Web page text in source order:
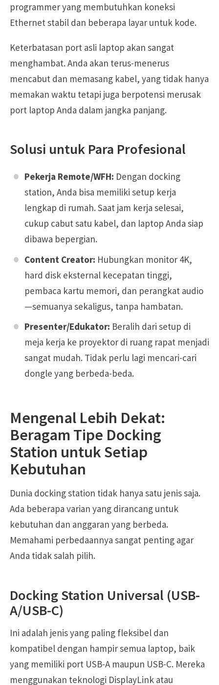
programmer yang membutuhkan koneksi
Ethernet stabil dan beberapa layar untuk kode.
Keterbatasan port asli laptop akan sangat
menghambat. Anda akan terus-menerus
mencabut dan memasang kabel, yang tidak hanya
memakan waktu tetapi juga berpotensi merusak
port laptop Anda dalam jangka panjang.
Solusi untuk Para Profesional
Pekerja Remote/WFH: Dengan docking
station, Anda bisa memiliki setup kerja
lengkap di rumah. Saat jam kerja selesai,
cukup cabut satu kabel, dan laptop Anda siap
dibawa bepergian.
Content Creator: Hubungkan monitor 4K,
hard disk eksternal kecepatan tinggi,
pembaca kartu memori, dan perangkat audio
—semuanya sekaligus, tanpa hambatan.
Presenter/Edukator: Beralih dari setup di
meja kerja ke proyektor di ruang rapat menjadi
sangat mudah. Tidak perlu lagi mencari-cari
dongle yang berbeda-beda.
Mengenal Lebih Dekat:
Beragam Tipe Docking
Station untuk Setiap
Kebutuhan
Dunia docking station tidak hanya satu jenis saja.
Ada beberapa varian yang dirancang untuk
kebutuhan dan anggaran yang berbeda.
Memahami perbedaannya sangat penting agar
Anda tidak salah pilih.
Docking Station Universal (USB-
A/USB-C)
Ini adalah jenis yang paling fleksibel dan
kompatibel dengan hampir semua laptop, baik
yang memiliki port USB-A maupun USB-C. Mereka
menggunakan teknologi DisplayLink atau